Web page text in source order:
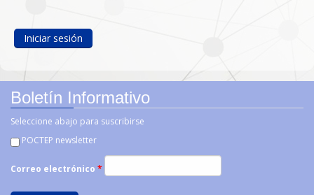
Boletín Informativo
Seleccione abajo para suscribirse
POCTEP newsletter
Correo electrónico *